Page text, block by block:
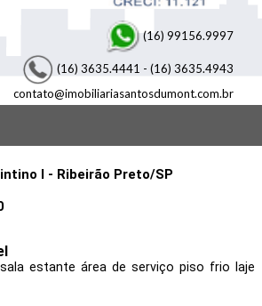
(16) 99156.9997
(16) 3635.4441 - (16) 3635.4943
contato@imobiliariasantosdumont.com.br
I - Ribeirão Preto/SP
estante área de serviço piso frio laje